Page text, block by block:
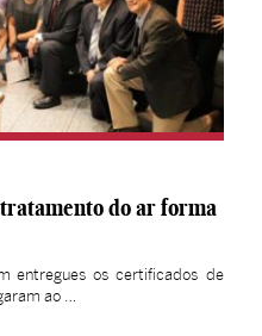
do ar forma
entregues os certificados de
ao …